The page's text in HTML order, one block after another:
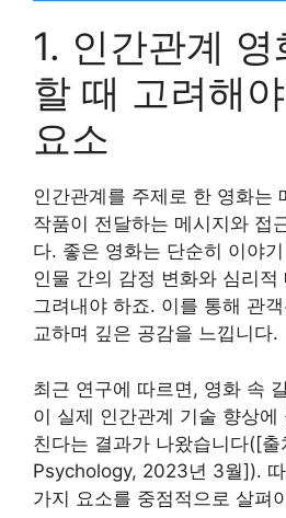
1. 인간관계 영
할 때 고려해
요소
인간관계를 주제로 한 영화는
작품이 전달하는 메시지와 접
다. 좋은 영화는 단순히 이야
인물 간의 감정 변화와 심리적
그려내야 하죠. 이를 통해 관
교하며 깊은 공감을 느낍니다.
최근 연구에 따르면, 영화 속
이 실제 인간관계 기술 향상에
친다는 결과가 나왔습니다([
Psychology, 2023년 3월]).
가지 요소를 중점적으로 살펴